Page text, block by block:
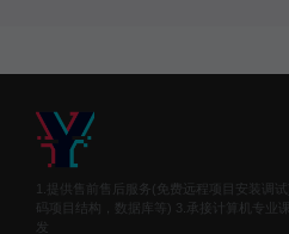
1.提供售前售后服务(免费远程项目安装调
码项目结构，数据库等) 3.承接计算机专业
发